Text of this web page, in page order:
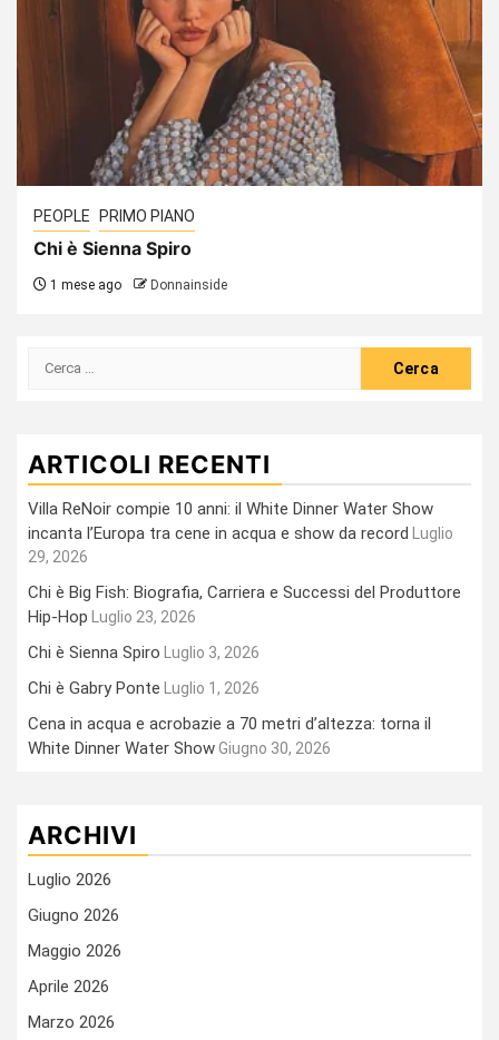
PEOPLE PRIMO PIANO
Chi è Sienna Spiro
1 mese ago Donnainside
Ricerca
ARTICOLI RECENTI
Villa ReNoir compie 10 anni: il White Dinner Water Show
incanta l’Europa tra cene in acqua e show da record
Luglio
29, 2026
Chi è Big Fish: Biografia, Carriera e Successi del Produttore
Hip-Hop
Luglio 23, 2026
Chi è Sienna Spiro Luglio 3, 2026
Chi è Gabry Ponte Luglio 1, 2026
Cena in acqua e acrobazie a 70 metri d’altezza: torna il
White Dinner Water ShowGiugno 30, 2026
ARCHIVI
Luglio 2026
Giugno 2026
Maggio 2026
Aprile 2026
Marzo 2026